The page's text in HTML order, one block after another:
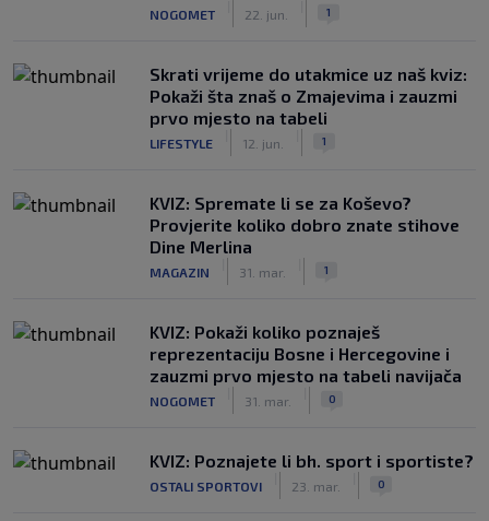
NOGOMET 22. jun. 1
Skrati vrijeme do utakmice uz naš kviz:
Pokaži šta znaš o Zmajevima i zauzmi
prvo mjesto na tabeli
LIFESTYLE 12. jun. 1
KVIZ: Spremate li se za Koševo?
Provjerite koliko dobro znate stihove
Dine Merlina
MAGAZIN 31. mar. 1
KVIZ: Pokaži koliko poznaješ
reprezentaciju Bosne i Hercegovine i
zauzmi prvo mjesto na tabeli navijača
NOGOMET 31. mar. 0
KVIZ: Poznajete li bh. sport i sportiste?
OSTALI SPORTOVI 23. mar. 0